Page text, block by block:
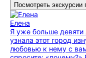
Посмотреть экскурсии
Елена
Я уже больше девяти
узнала этот город
любовью к нему с